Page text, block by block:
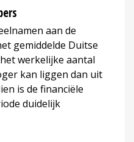
aan de
gemiddelde Duitse
werkelijke aantal
kan liggen dan uit
is de financiële
duidelijk